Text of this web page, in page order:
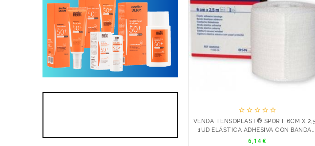
    
VENDA TENSOPLAST® SPORT 6CM X
1UD ELÁSTICA ADHESIVA CON
Precio
6,14 €